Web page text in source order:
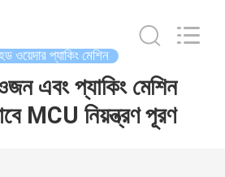
ওয়েদার প্যাকিং মেশিন
এবং প্যাকিং মেশিন
MCU নিয়ন্ত্রণ পূরণ